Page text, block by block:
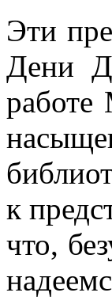
Эти
Дени
работе
к
что,